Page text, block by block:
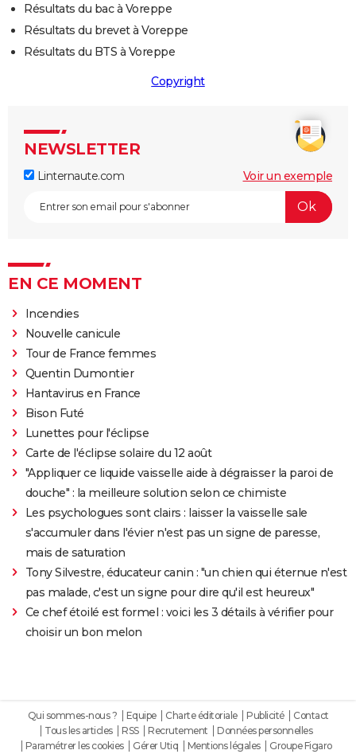
Résultats du bac à Voreppe
Résultats du brevet à Voreppe
Résultats du BTS à Voreppe
Copyright
NEWSLETTER
Linternaute.com Voir un exemple
EN CE MOMENT
Incendies
Nouvelle canicule
Tour de France femmes
Quentin Dumontier
Hantavirus en France
Bison Futé
Lunettes pour l'éclipse
Carte de l'éclipse solaire du 12 août
"Appliquer ce liquide vaisselle aide à dégraisser la paroi de
douche" : la meilleure solution selon ce chimiste
Les psychologues sont clairs : laisser la vaisselle sale
s'accumuler dans l'évier n'est pas un signe de paresse,
mais de saturation
Tony Silvestre, éducateur canin : "un chien qui éternue n'est
pas malade, c'est un signe pour dire qu'il est heureux"
Ce chef étoilé est formel : voici les 3 détails à vérifier pour
choisir un bon melon
Qui sommes-nous ? Equipe Charte éditoriale Publicité
Contact
Tous les articles
RSS Recrutement
Données personnelles
Paramétrer les cookies
Gérer Utiq Mentions légales Groupe Figaro